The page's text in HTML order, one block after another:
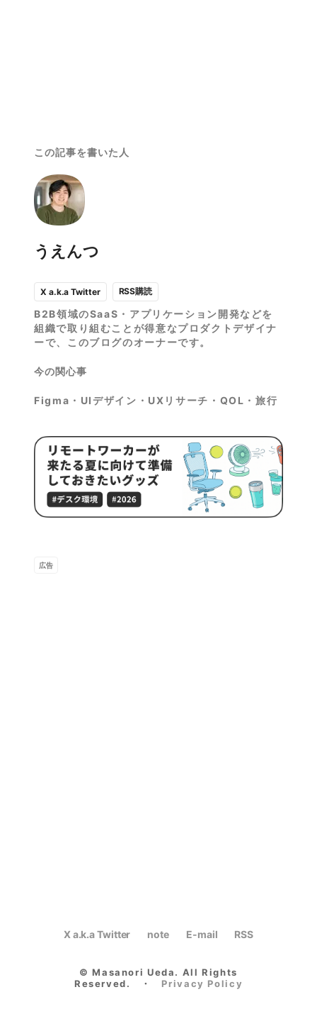
この記事を書いた人
うえんつ
X a.k.a Twitter RSS購読
B2B領域のSaaS・アプリケーション開発などを
組織で取り組むことが得意なプロダクトデザイナ
ーで、このブログのオーナーです。
今の関心事
Figma・UIデザイン・UXリサーチ・QOL・旅行
広告
X a.k.a Twitter note E-mail RSS
© Masanori Ueda. All Rights
Reserved.
・ Privacy Policy